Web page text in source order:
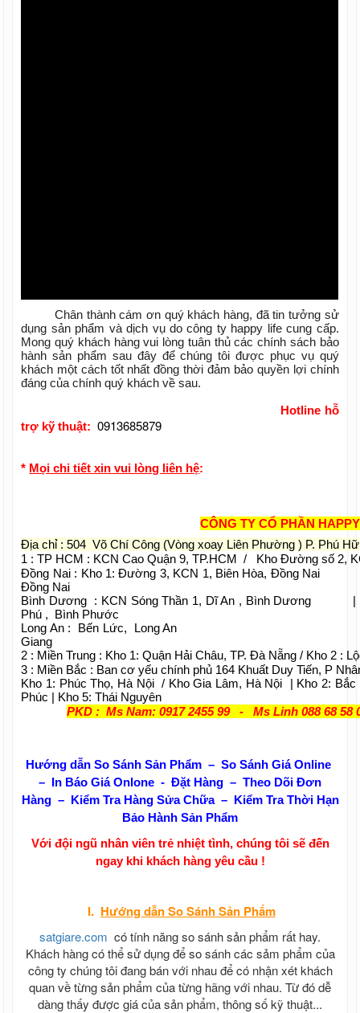
Chân thành cám ơn quý khách hàng, đã tin tưởng sử
dụng sản phẩm và dịch vụ do công ty happy life cung cấp.
Mong quý khách hàng vui lòng tuân thủ các chính sách bảo
hành sản phẩm sau đây để chúng tôi được phục vụ quý
khách một cách tốt nhất đồng thời đảm bảo quyền lợi chính
đáng của chính quý khách về sau.
Hotline hỗ
trợ kỹ thuật:0913685879
* Mọi chi tiết xin vui lòng liên hệ:
CÔNG TY CỔ PHẦN
Địa chỉ : 504 Võ Chí Công (Vòng xoay Liên Phường ) P. Phú
1 : TP HCM : KCN Cao Quận 9, TP.HCM / Kho Đường số 2,
Đồng Nai : Kho 1: Đường 3, KCN 1, Biên Hòa, Đồng
Đồng Nai
Bình Dương : KCN Sóng Thần 1, Dĩ An , Bình
Phú , Bình Phước
Long An : Bến Lức, Long An | Kiên
Giang
2 : Miền Trung : Kho 1: Quận Hải Châu, TP. Đà Nẵng / Kho 2 :
3 : Miền Bắc : Ban cơ yếu chính phủ 164 Khuất Duy Tiến, P
Kho 1: Phúc Thọ, Hà Nội / Kho Gia Lâm, Hà Nội | Kho 2:
Phúc | Kho 5: Thái Nguyên
PKD : Ms Nam: 0917 2455 99 - Ms Linh 088 68 58
Hướng dẫn So Sánh Sản Phẩm – So Sánh Giá Online
– In Báo Giá Onlone - Đặt Hàng – Theo Dõi Đơn
Hàng – Kiểm Tra Hàng Sửa Chữa – Kiểm Tra Thời Hạn
Bảo Hành Sản Phẩm
Với đội ngũ nhân viên trẻ nhiệt tình, chúng tôi sẽ đến
ngay khi khách hàng yêu cầu !
I. Hướng dẫnSo Sánh Sản Phẩm
satgiare.com có tính năng so sánh sản phẩm rất hay.
Khách hàng có thể sử dụng để so sánh các sảm phẩm của
công ty chúng tôi đang bán với nhau để có nhận xét khách
quan về từng sản phẩm của từng hãng với nhau. Từ đó dễ
dàng thấy được giá của sản phẩm, thông số kỹ thuật...